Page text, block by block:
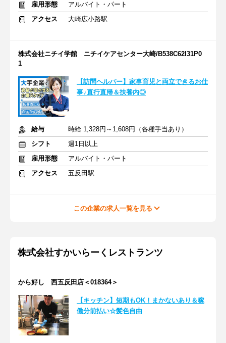
雇用形態
アルバイト・パート
アクセス
大崎広小路駅
株式会社ニチイ学館 ニチイケアセンター大崎/B538C62I31P0
1
【訪問ヘルパー】家事育児と両立できるお仕
事♪直行直帰＆扶養内◎
給与
時給 1,328円～1,608円（各種手当あり）
シフト
週1日以上
雇用形態
アルバイト・パート
アクセス
五反田駅
この企業の求人一覧を見る
株式会社すかいらーくレストランツ
から好し 西五反田店＜018364＞
【キッチン】短期もOK！まかないあり＆稼
働分前払い☆髪色自由